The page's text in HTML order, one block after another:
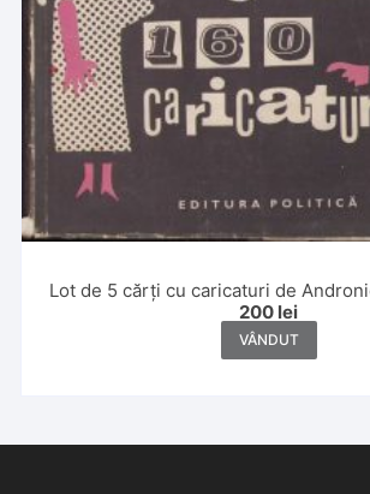
Lot de 5 cărți cu caricaturi de
200 lei
VÂNDUT